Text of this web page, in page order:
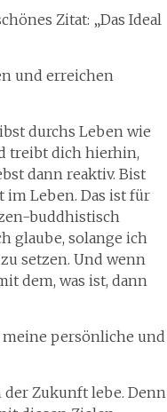
Zitat: „Das Ideal
und erreichen
durchs Leben wie
treibt dich hierhin,
dann reaktiv. Bist
im Leben. Das ist für
buddhistisch
glaube, solange ich
setzen. Und wenn
dem, was ist, dann
persönliche und
der Zukunft lebe. Denn